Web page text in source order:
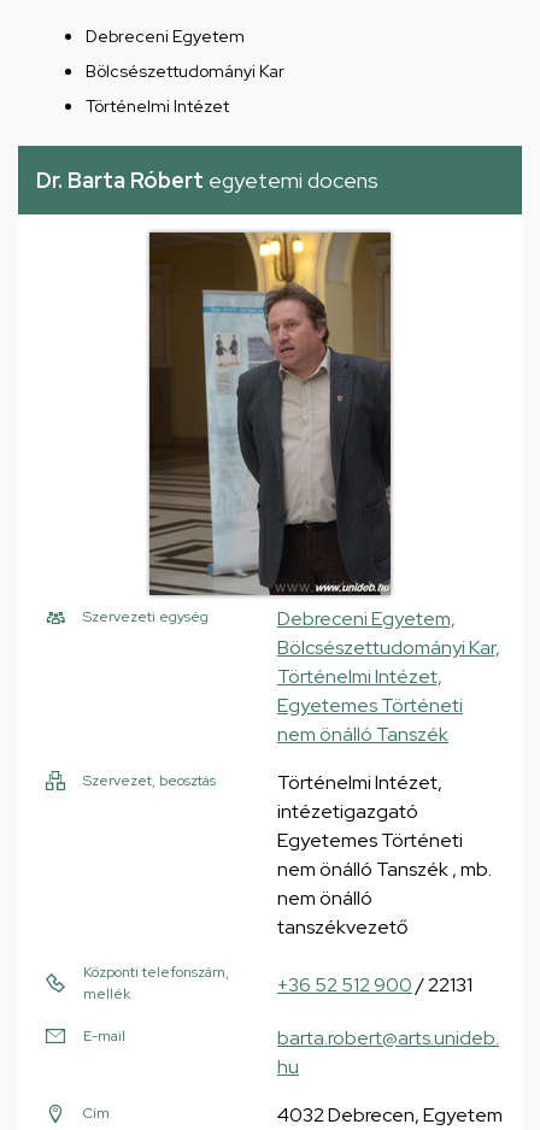
Debreceni Egyetem
Bölcsészettudományi Kar
Történelmi Intézet
Dr. Barta Róbert egyetemi docens
Szervezeti egység
Debreceni Egyetem,
Bölcsészettudományi Kar,
Történelmi Intézet,
Egyetemes Történeti
nem önálló Tanszék
Szervezet, beosztás
Történelmi Intézet,
intézetigazgató
Egyetemes Történeti
nem önálló Tanszék , mb.
nem önálló
tanszékvezető
Központi telefonszám,
mellék
+36 52 512 900/ 22131
E-mail
barta.robert@arts.unideb.
hu
Cím
4032 Debrecen, Egyetem